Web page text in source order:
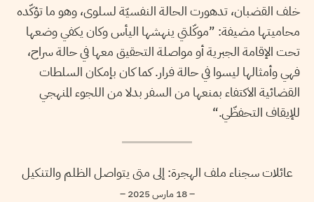
خلف القضبان، تدهورت الحالة النفسيّة لسلوى، وهو ما تؤكّده
محاميتها مضيفة: ”موكّلتي ينهشها اليأس وكان يكفي وضعها
تحت الإقامة الجبرية أو مواصلة التحقيق معها في حالة سراح،
فهي وأمثالها ليسوا في حالة فرار. كما كان بإمكان السلطات
القضائية الاكتفاء بمنعها من السفر بدلا من اللجوء المنهجي
للإيقاف التحفظّي.“
عائلات سجناء ملف الهجرة: إلى متى يتواصل الظلم والتنكيل
– 18 مارس 2025 –